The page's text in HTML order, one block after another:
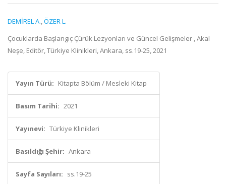
DEMİREL A.,ÖZER L.
Çocuklarda Başlangıç Çürük Lezyonları ve Güncel Gelişmeler , Akal
Neşe, Editör, Türkiye Klinikleri, Ankara, ss.19-25, 2021
Yayın Türü: Kitapta Bölüm / Mesleki Kitap
Basım Tarihi: 2021
Yayınevi: Türkiye Klinikleri
Basıldığı Şehir: Ankara
Sayfa Sayıları: ss.19-25